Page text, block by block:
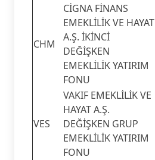
CHM
CİGNA FİNANS
EMEKLİLİK VE HAYAT
A.Ş. İKİNCİ
DEĞİŞKEN
EMEKLİLİK YATIRIM
FONU
VES
VAKIF EMEKLİLİK VE
HAYAT A.Ş.
DEĞİŞKEN GRUP
EMEKLİLİK YATIRIM
FONU